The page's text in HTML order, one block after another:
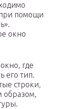
помощи
окно
где
его тип.
строки,
образом,